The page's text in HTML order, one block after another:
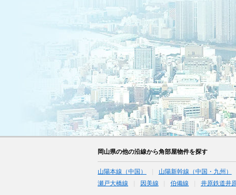
岡山県の他の沿線から角部屋物件を探す
山陽本線（中国） 山陽新幹線（中国・九州）
瀬戸大橋線
因美線 伯備線 井原鉄道井